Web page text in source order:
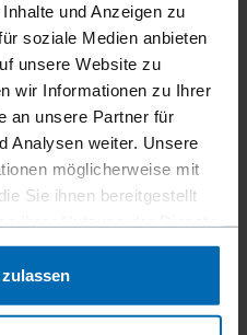
und Anzeigen zu
soziale Medien anbieten
unsere Website zu
wir Informationen zu Ihrer
an unsere Partner für
Analysen weiter. Unsere
möglicherweise mit
Sie ihnen bereitgestellt
/// Standard­klammern///